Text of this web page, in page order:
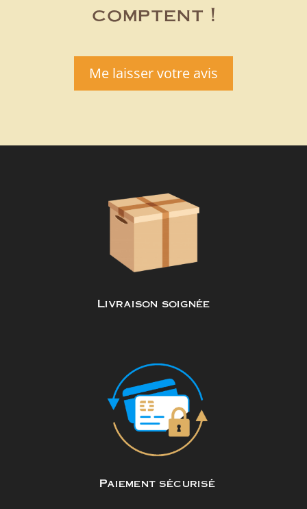
comptent !
Me laisser votre avis
Livraison soignée
Paiement sécurisé